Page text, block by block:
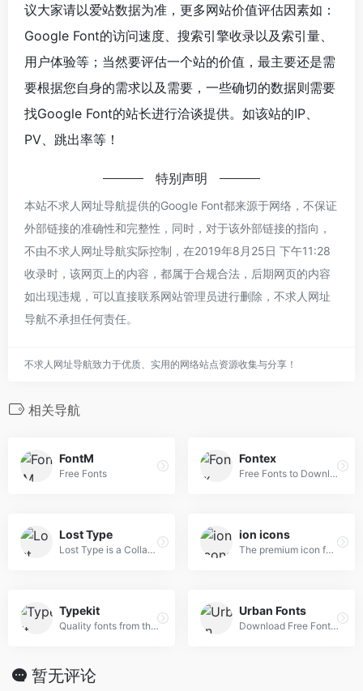
议大家请以爱站数据为准，更多网站价值评估因素如：
Google Font的访问速度、搜索引擎收录以及索引量、
用户体验等；当然要评估一个站的价值，最主要还是需
要根据您自身的需求以及需要，一些确切的数据则需要
找Google Font的站长进行洽谈提供。如该站的IP、
PV、跳出率等！
特别声明
本站不求人网址导航提供的Google Font都来源于网络，不保证
外部链接的准确性和完整性，同时，对于该外部链接的指向，
不由不求人网址导航实际控制，在2019年8月25日 下午11:28
收录时，该网页上的内容，都属于合规合法，后期网页的内容
如出现违规，可以直接联系网站管理员进行删除，不求人网址
导航不承担任何责任。
不求人网址导航致力于优质、实用的网络站点资源收集与分享！
相关导航
FontM
Free Fonts
Fontex
Free Fonts to Download + Premium Typefaces
Lost Type
Lost Type is a Collaborative Digital Type Foundry
ion icons
The premium icon font for Ionic Framework
Typekit
Quality fonts from the world’s best foundries.
Urban Fonts
Download Free Fonts and Free Dingbats.
暂无评论